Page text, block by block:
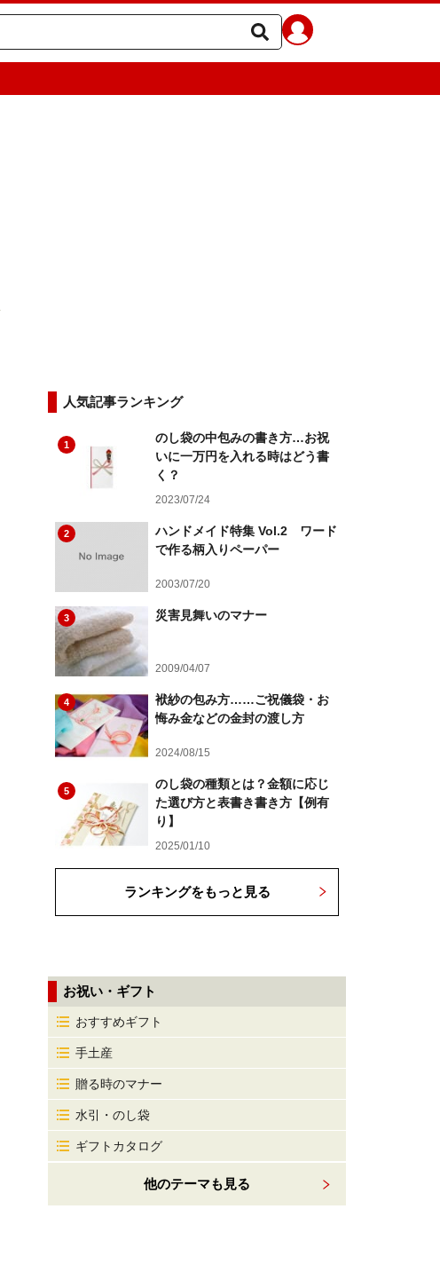
人気記事ランキング
1
のし袋の中包みの書き方…お祝
いに一万円を入れる時はどう書
く？
2023/07/24
2
ハンドメイド特集 Vol.2 ワード
で作る柄入りペーパー
2003/07/20
3 災害見舞いのマナー
2009/04/07
4
袱紗の包み方……ご祝儀袋・お
悔み金などの金封の渡し方
2024/08/15
5
のし袋の種類とは？金額に応じ
た選び方と表書き書き方【例有
り】
2025/01/10
ランキングをもっと見る
お祝い・ギフト
おすすめギフト
手土産
贈る時のマナー
水引・のし袋
ギフトカタログ
他のテーマも見る